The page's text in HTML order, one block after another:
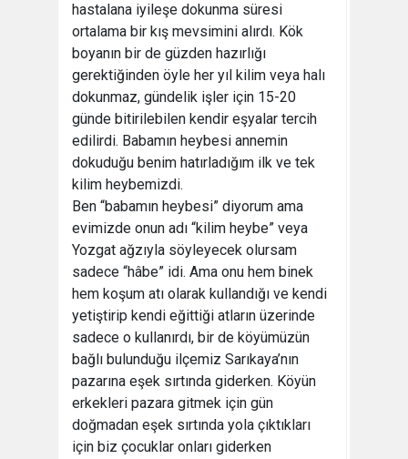
hastalana iyileşe dokunma süresi
ortalama bir kış mevsimini alırdı. Kök
boyanın bir de güzden hazırlığı
gerektiğinden öyle her yıl kilim veya halı
dokunmaz, gündelik işler için 15-20
günde bitirilebilen kendir eşyalar tercih
edilirdi. Babamın heybesi annemin
dokuduğu benim hatırladığım ilk ve tek
kilim heybemizdi.
Ben “babamın heybesi” diyorum ama
evimizde onun adı “kilim heybe” veya
Yozgat ağzıyla söyleyecek olursam
sadece “hâbe” idi. Ama onu hem binek
hem koşum atı olarak kullandığı ve kendi
yetiştirip kendi eğittiği atların üzerinde
sadece o kullanırdı, bir de köyümüzün
bağlı bulunduğu ilçemiz Sarıkaya’nın
pazarına eşek sırtında giderken. Köyün
erkekleri pazara gitmek için gün
doğmadan eşek sırtında yola çıktıkları
için biz çocuklar onları giderken